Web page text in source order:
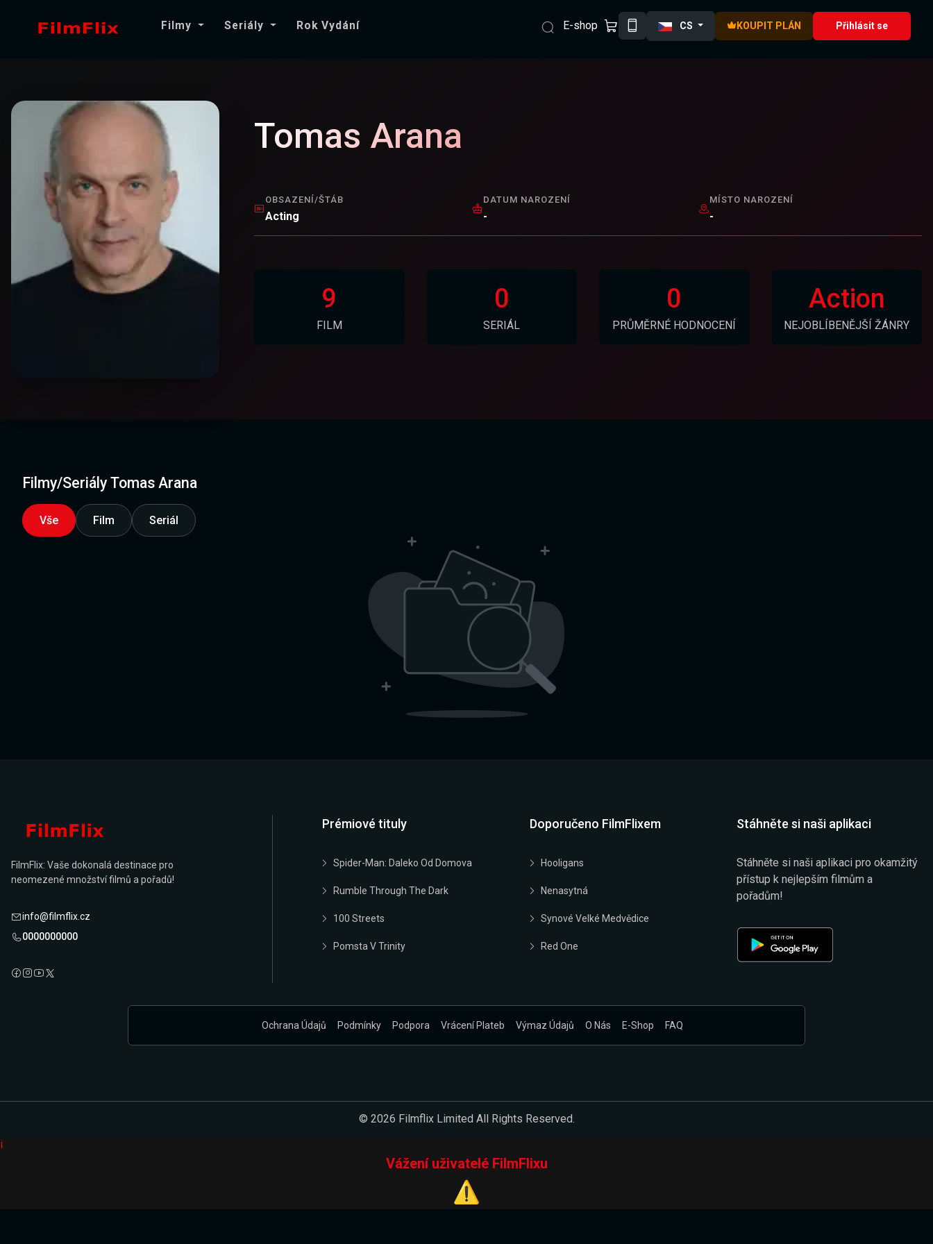
Filmy Seriály Rok Vydání E-shop CS KOUPIT PLÁN Přihlásit se
Tomas Arana
OBSAZENÍ/ŠTÁB
Acting
DATUM NAROZENÍ
-
MÍSTO NAROZENÍ
-
9
FILM
0
SERIÁL
0
PRŮMĚRNÉ HODNOCENÍ
Action
NEJOBLÍBENĚJŠÍ ŽÁNRY
Filmy/Seriály Tomas Arana
Vše Film Seriál
FilmFlix: Vaše dokonalá destinace pro
neomezené množství filmů a pořadů!
info@filmflix.cz
0000000000
Prémiové tituly
Spider-Man: Daleko Od Domova
Rumble Through The Dark
100 Streets
Pomsta V Trinity
Doporučeno FilmFlixem
Hooligans
Nenasytná
Synové Velké Medvědice
Red One
Stáhněte si naši aplikaci
Stáhněte si naši aplikaci pro okamžitý
přístup k nejlepším filmům a
pořadům!
Ochrana Údajů Podmínky Podpora Vrácení Plateb Výmaz Údajů O Nás E-Shop FAQ
© 2026 Filmflix Limited All Rights Reserved.
i
Vážení uživatelé FilmFlixu
⚠️